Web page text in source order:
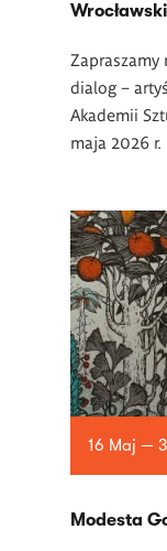
Zapraszamy
dialog –
Akademii
maja 2026 r.
16 Maj —
Modesta